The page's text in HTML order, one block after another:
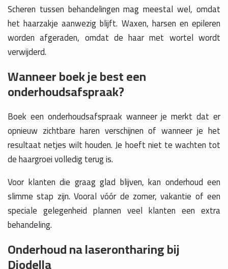
Scheren tussen behandelingen mag meestal wel, omdat
het haarzakje aanwezig blijft. Waxen, harsen en epileren
worden afgeraden, omdat de haar met wortel wordt
verwijderd.
Wanneer boek je best een
onderhoudsafspraak?
Boek een onderhoudsafspraak wanneer je merkt dat er
opnieuw zichtbare haren verschijnen of wanneer je het
resultaat netjes wilt houden. Je hoeft niet te wachten tot
de haargroei volledig terug is.
Voor klanten die graag glad blijven, kan onderhoud een
slimme stap zijn. Vooral vóór de zomer, vakantie of een
speciale gelegenheid plannen veel klanten een extra
behandeling.
Onderhoud na laserontharing bij